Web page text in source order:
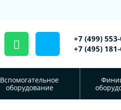
+7 (499)
+7 (495)
Вспомогательное
оборудование